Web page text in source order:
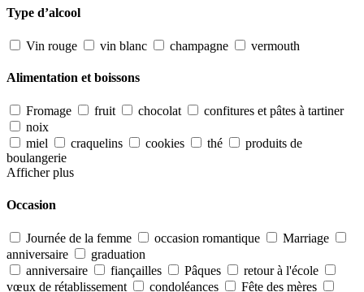
Type d’alcool
Vin rouge vin blanc champagne vermouth
Alimentation et boissons
Fromage fruit chocolat
confitures et pâtes à tartiner
noix
miel
craquelins cookies thé
produits de
boulangerie
Afficher plus
Occasion
Journée de la femme occasion romantique
Marriage
anniversaire
graduation
anniversaire
fiançailles Pâques
retour à l'école
vœux de rétablissement
condoléances
Fête des mères